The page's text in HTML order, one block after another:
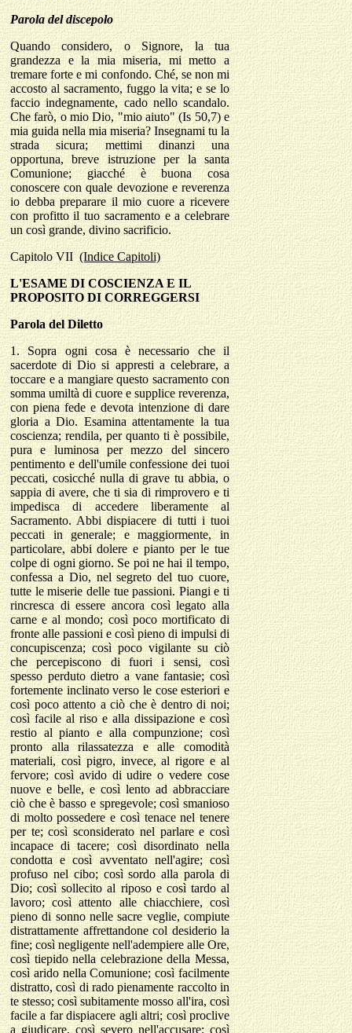
Parola del discepolo
Quando considero, o Signore, la tua
grandezza e la mia miseria, mi metto a
tremare forte e mi confondo. Ché, se non mi
accosto al sacramento, fuggo la vita; e se lo
faccio indegnamente, cado nello scandalo.
Che farò, o mio Dio, "mio aiuto" (Is 50,7) e
mia guida nella mia miseria? Insegnami tu la
strada sicura; mettimi dinanzi una
opportuna, breve istruzione per la santa
Comunione; giacché è buona cosa
conoscere con quale devozione e reverenza
io debba preparare il mio cuore a ricevere
con profitto il tuo sacramento e a celebrare
un così grande, divino sacrificio.
CapitoloVII (Indice Capitoli)
L'ESAME DI COSCIENZA E IL
PROPOSITO DI CORREGGERSI
Parola del Diletto
1.
Sopra ogni cosa è necessario che il
sacerdote di Dio si appresti a celebrare, a
toccare e a mangiare questo sacramento con
somma umiltà di cuore e supplice reverenza,
con piena fede e devota intenzione di dare
gloria a Dio. Esamina attentamente la tua
coscienza; rendila, per quanto ti è possibile,
pura e luminosa per mezzo del sincero
pentimento e dell'umile confessione dei tuoi
peccati, cosicché nulla di grave tu abbia, o
sappia di avere, che ti sia di rimprovero e ti
impedisca di accedere liberamente al
Sacramento. Abbi dispiacere di tutti i tuoi
peccati in generale; e maggiormente, in
particolare, abbi dolere e pianto per le tue
colpe di ogni giorno. Se poi ne hai il tempo,
confessa a Dio, nel segreto del tuo cuore,
tutte le miserie delle tue passioni. Piangi e ti
rincresca di essere ancora così legato alla
carne e al mondo; così poco mortificato di
fronte alle passioni e così pieno di impulsi di
concupiscenza; così poco vigilante su ciò
che percepiscono di fuori i sensi, così
spesso perduto dietro a vane fantasie; così
fortemente inclinato verso le cose esteriori e
così poco attento a ciò che è dentro di noi;
così facile al riso e alla dissipazione e così
restio al pianto e alla compunzione; così
pronto alla rilassatezza e alle comodità
materiali, così pigro, invece, al rigore e al
fervore; così avido di udire o vedere cose
nuove e belle, e così lento ad abbracciare
ciò che è basso e spregevole; così smanioso
di molto possedere e così tenace nel tenere
per te; così sconsiderato nel parlare e così
incapace di tacere; così disordinato nella
condotta e così avventato nell'agire; così
profuso nel cibo; così sordo alla parola di
Dio; così sollecito al riposo e così tardo al
lavoro; così attento alle chiacchiere, così
pieno di sonno nelle sacre veglie, compiute
distrattamente affrettandone col desiderio la
fine; così negligente nell'adempiere alle Ore,
così tiepido nella celebrazione della Messa,
così arido nella Comunione; così facilmente
distratto, così di rado pienamente raccolto in
te stesso; così subitamente mosso all'ira, così
facile a far dispiacere agli altri; così proclive
a giudicare, così severo nell'accusare; così